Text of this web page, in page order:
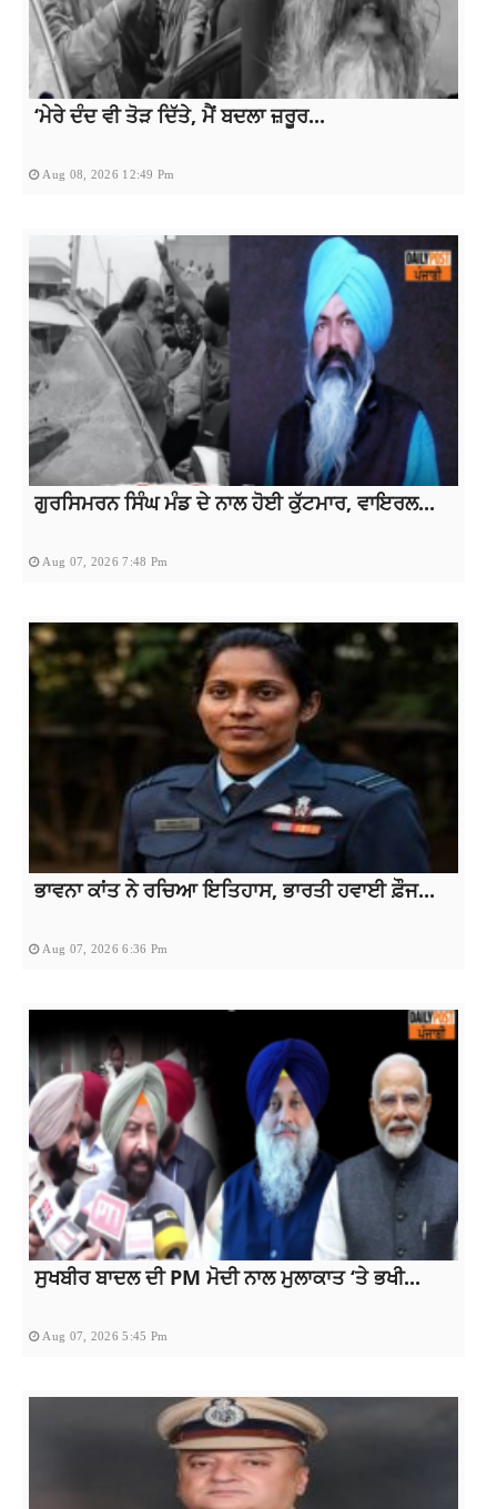
‘ਮੇਰੇ ਦੰਦ ਵੀ ਤੋੜ ਦਿੱਤੇ, ਮੈਂ ਬਦਲਾ ਜ਼ਰੂਰ...
Aug 08, 2026 12:49 Pm
ਗੁਰਸਿਮਰਨ ਸਿੰਘ ਮੰਡ ਦੇ ਨਾਲ ਹੋਈ ਕੁੱਟਮਾਰ, ਵਾਇਰਲ...
Aug 07, 2026 7:48 Pm
ਭਾਵਨਾ ਕਾਂਤ ਨੇ ਰਚਿਆ ਇਤਿਹਾਸ, ਭਾਰਤੀ ਹਵਾਈ ਫ਼ੌਜ...
Aug 07, 2026 6:36 Pm
ਸੁਖਬੀਰ ਬਾਦਲ ਦੀ PM ਮੋਦੀ ਨਾਲ ਮੁਲਾਕਾਤ ‘ਤੇ ਭਖੀ...
Aug 07, 2026 5:45 Pm